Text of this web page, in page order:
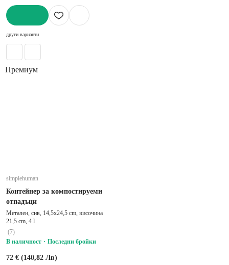
други варианти
Премиум
simplehuman
Контейнер за компостируеми
отпадъци
Метален, сив, 14,5x24,5 cm, височина
21,5 cm, 4 l
(7)
В наличност
Последни бройки
72 € (140,82 Лв)